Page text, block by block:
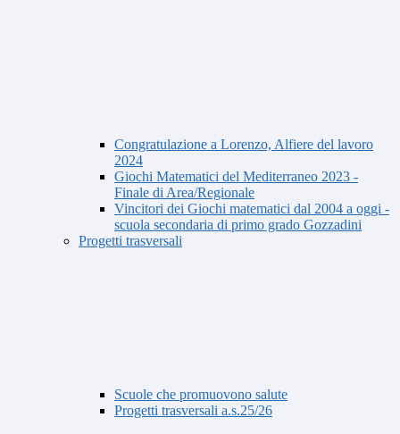
Congratulazione a Lorenzo, Alfiere del lavoro
2024
Giochi Matematici del Mediterraneo 2023 -
Finale di Area/Regionale
Vincitori dei Giochi matematici dal 2004 a oggi -
scuola secondaria di primo grado Gozzadini
Progetti trasversali
Scuole che promuovono salute
Progetti trasversali a.s.25/26